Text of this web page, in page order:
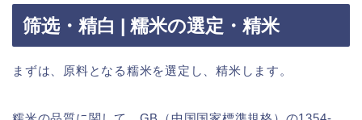
筛选・精白 | 糯米の選定・精米
まずは、原料となる糯米を選定し、精米します。